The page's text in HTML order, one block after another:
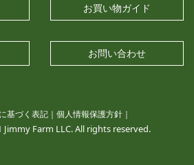
お買い物ガイド
お問い合わせ
基づく表記 ｜ 個人情報保護方針 ｜
Farm LLC. All rights reserved.